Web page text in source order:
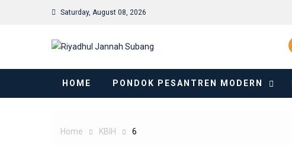
Saturday, August 08, 2026
HOME PONDOK PESANTREN MODERN
Home KBIH 6